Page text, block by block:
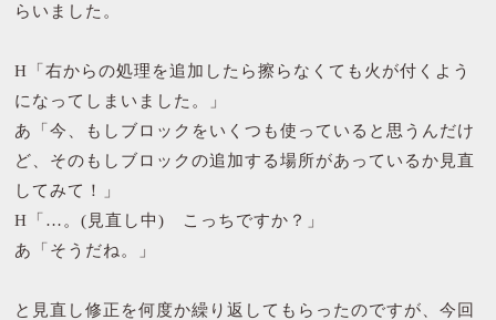
らいました。
H「右からの処理を追加したら擦らなくても火が付くよう
になってしまいました。」
あ「今、もしブロックをいくつも使っていると思うんだけ
ど、そのもしブロックの追加する場所があっているか見直
してみて！」
H「…。(見直し中) こっちですか？」
あ「そうだね。」
と見直し修正を何度か繰り返してもらったのですが、今回